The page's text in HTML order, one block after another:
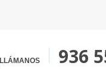
LLÁMANOS 936